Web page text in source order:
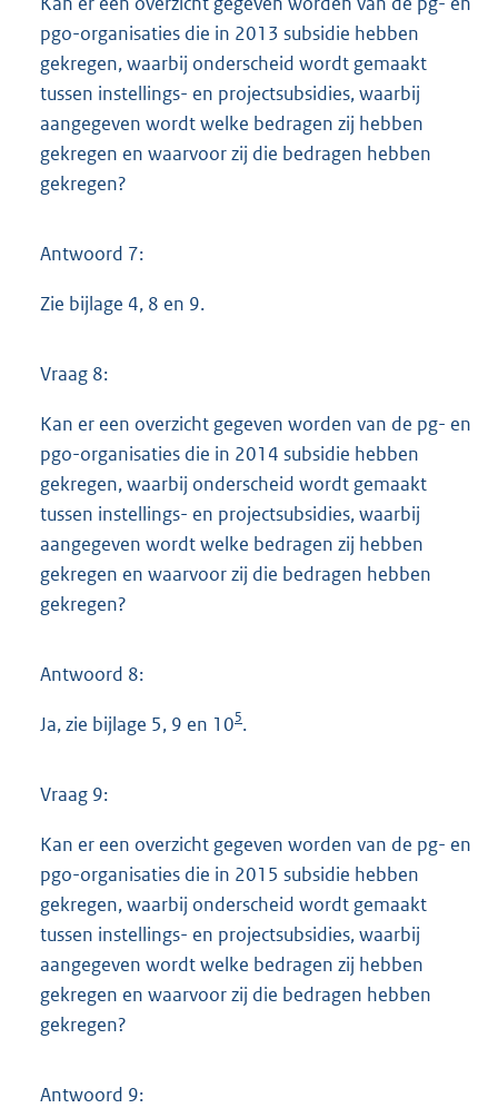
pgo-organisaties die in 2013 subsidie hebben
gekregen, waarbij onderscheid wordt gemaakt
tussen instellings- en projectsubsidies, waarbij
aangegeven wordt welke bedragen zij hebben
gekregen en waarvoor zij die bedragen hebben
gekregen?
Antwoord 7:
Zie bijlage 4, 8 en 9.
Vraag 8:
Kan er een overzicht gegeven worden van de pg- en
pgo-organisaties die in 2014 subsidie hebben
gekregen, waarbij onderscheid wordt gemaakt
tussen instellings- en projectsubsidies, waarbij
aangegeven wordt welke bedragen zij hebben
gekregen en waarvoor zij die bedragen hebben
gekregen?
Antwoord 8:
Ja, zie bijlage 5, 9 en 105.
Vraag 9:
Kan er een overzicht gegeven worden van de pg- en
pgo-organisaties die in 2015 subsidie hebben
gekregen, waarbij onderscheid wordt gemaakt
tussen instellings- en projectsubsidies, waarbij
aangegeven wordt welke bedragen zij hebben
gekregen en waarvoor zij die bedragen hebben
gekregen?
Antwoord 9: